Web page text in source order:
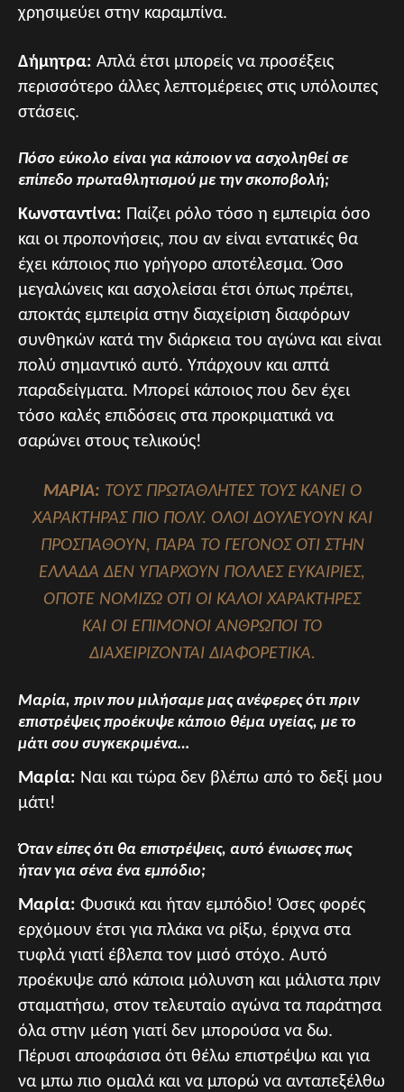
χρησιμεύει στην καραμπίνα.
Δήμητρα: Απλά έτσι μπορείς να προσέξεις
περισσότερο άλλες λεπτομέρειες στις υπόλοιπες
στάσεις.
Πόσο εύκολο είναι για κάποιον να ασχοληθεί σε
επίπεδο πρωταθλητισμού με την σκοποβολή;
Κωνσταντίνα: Παίζει ρόλο τόσο η εμπειρία όσο
και οι προπονήσεις, που αν είναι εντατικές θα
έχει κάποιος πιο γρήγορο αποτέλεσμα. Όσο
μεγαλώνεις και ασχολείσαι έτσι όπως πρέπει,
αποκτάς εμπειρία στην διαχείριση διαφόρων
συνθηκών κατά την διάρκεια του αγώνα και είναι
πολύ σημαντικό αυτό. Υπάρχουν και απτά
παραδείγματα. Μπορεί κάποιος που δεν έχει
τόσο καλές επιδόσεις στα προκριματικά να
σαρώνει στους τελικούς!
ΜΑΡΙΑ: ΤΟΥΣ ΠΡΩΤΑΘΛΗΤΕΣ ΤΟΥΣ ΚΑΝΕΙ Ο
ΧΑΡΑΚΤΗΡΑΣ ΠΙΟ ΠΟΛΥ. ΟΛΟΙ ΔΟΥΛΕΥΟΥΝ ΚΑΙ
ΠΡΟΣΠΑΘΟΥΝ, ΠΑΡΑ ΤΟ ΓΕΓΟΝΟΣ ΟΤΙ ΣΤΗΝ
ΕΛΛΑΔΑ ΔΕΝ ΥΠΑΡΧΟΥΝ ΠΟΛΛΕΣ ΕΥΚΑΙΡΙΕΣ,
ΟΠΟΤΕ ΝΟΜΙΖΩ ΟΤΙ ΟΙ ΚΑΛΟΙ ΧΑΡΑΚΤΗΡΕΣ
ΚΑΙ ΟΙ ΕΠΙΜΟΝΟΙ ΑΝΘΡΩΠΟΙ ΤΟ
ΔΙΑΧΕΙΡΙΖΟΝΤΑΙ ΔΙΑΦΟΡΕΤΙΚΑ.
Μαρία, πριν που μιλήσαμε μας ανέφερες ότι πριν
επιστρέψεις προέκυψε κάποιο θέμα υγείας, με το
μάτι σου συγκεκριμένα…
Μαρία: Ναι και τώρα δεν βλέπω από το δεξί μου
μάτι!
Όταν είπες ότι θα επιστρέψεις, αυτό ένιωσες πως
ήταν για σένα ένα εμπόδιο;
Μαρία: Φυσικά και ήταν εμπόδιο! Όσες φορές
ερχόμουν έτσι για πλάκα να ρίξω, έριχνα στα
τυφλά γιατί έβλεπα τον μισό στόχο. Αυτό
προέκυψε από κάποια μόλυνση και μάλιστα πριν
σταματήσω, στον τελευταίο αγώνα τα παράτησα
όλα στην μέση γιατί δεν μπορούσα να δω.
Πέρυσι αποφάσισα ότι θέλω επιστρέψω και για
να μπω πιο ομαλά και να μπορώ να ανταπεξέλθω